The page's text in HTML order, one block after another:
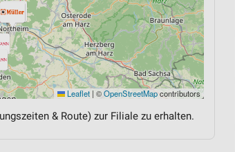
Leaflet | ©OpenStreetMapcontributors
& Route) zur Filiale zu erhalten.